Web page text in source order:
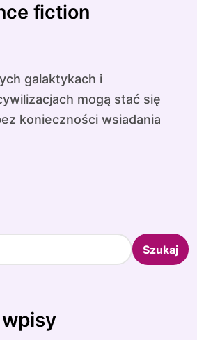
fiction
mogą stać się
konieczności wsiadania
Szukaj